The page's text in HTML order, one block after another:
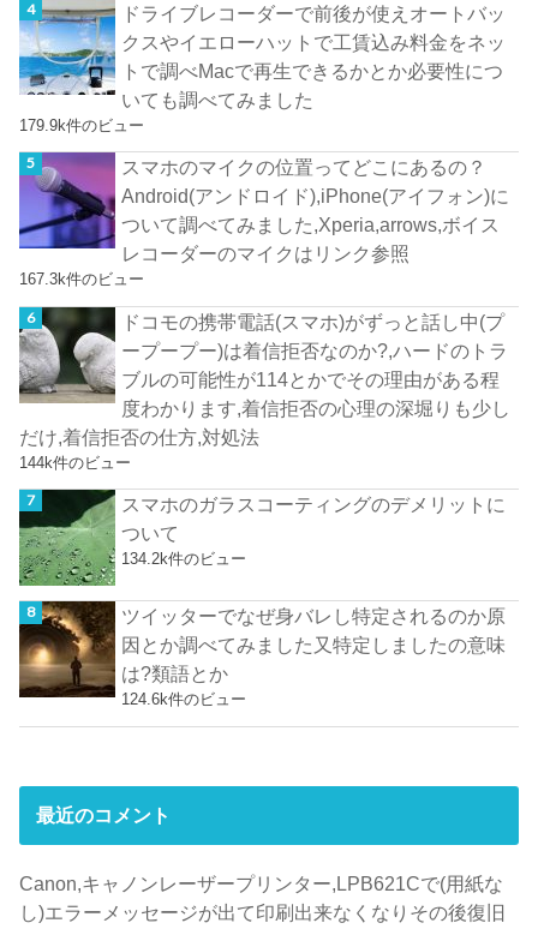
ドライブレコーダーで前後が使えオートバッ
クスやイエローハットで工賃込み料金をネッ
トで調べMacで再生できるかとか必要性につ
いても調べてみました
179.9k件のビュー
スマホのマイクの位置ってどこにあるの？
Android(アンドロイド),iPhone(アイフォン)に
ついて調べてみました,Xperia,arrows,ボイス
レコーダーのマイクはリンク参照
167.3k件のビュー
ドコモの携帯電話(スマホ)がずっと話し中(プ
ープープー)は着信拒否なのか?,ハードのトラ
ブルの可能性が114とかでその理由がある程
度わかります,着信拒否の心理の深堀りも少し
だけ,着信拒否の仕方,対処法
144k件のビュー
スマホのガラスコーティングのデメリットに
ついて
134.2k件のビュー
ツイッターでなぜ身バレし特定されるのか原
因とか調べてみました又特定しましたの意味
は?類語とか
124.6k件のビュー
最近のコメント
Canon,キャノンレーザープリンター,LPB621Cで(用紙な
し)エラーメッセージが出て印刷出来なくなりその後復旧